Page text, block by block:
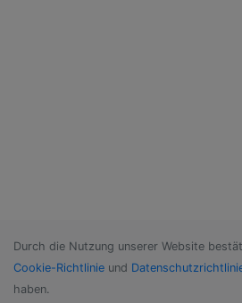
Durch die Nutzung unserer Website
Cookie-Richtlinie und
haben.